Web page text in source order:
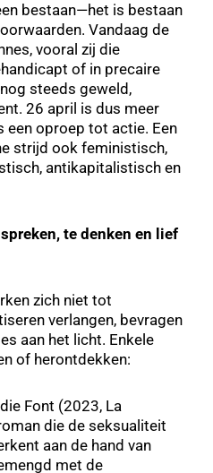
bestaan—het is bestaan
Vandaag de
vooral zij die
of in precaire
steeds geweld,
26 april is dus meer
oproep tot actie. Een
strijd ook feministisch,
antikapitalistisch en
te denken en lief
zich niet tot
verlangen, bevragen
aan het licht. Enkele
of herontdekken:
Font (2023, La
die de seksualiteit
aan de hand van
met de